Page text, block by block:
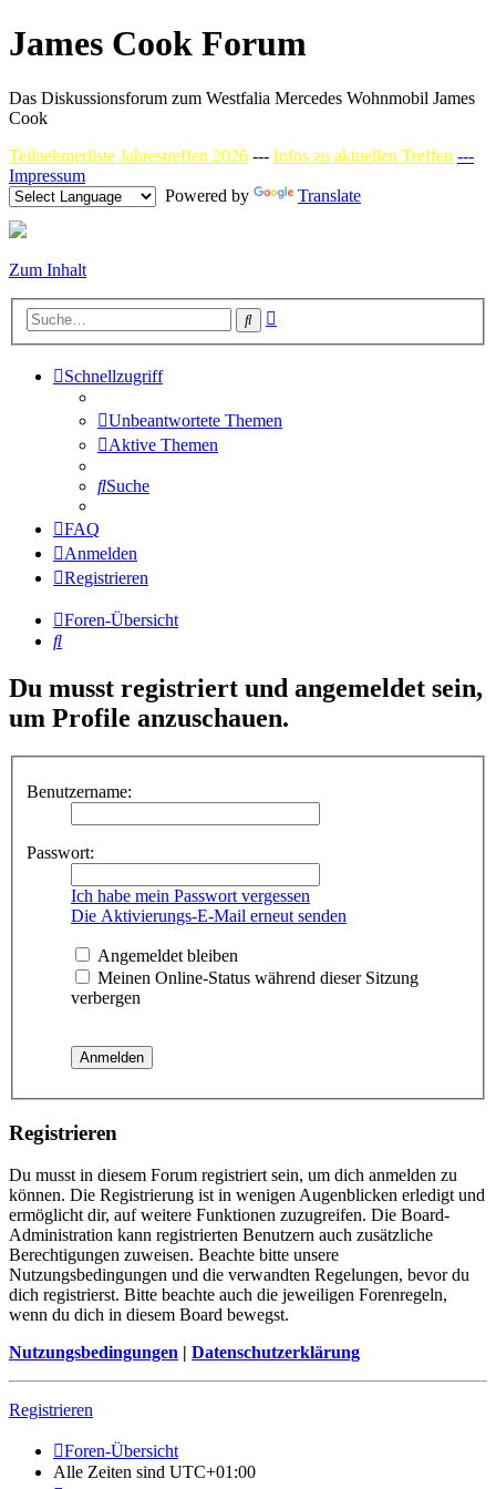
James Cook Forum
Das Diskussionsforum zum Westfalia Mercedes Wohnmobil James
Cook
Teilnehmerliste Jahrestreffen 2026 --- Infos zu aktuellen Treffen ---
Impressum
Powered by
Translate
Zum Inhalt
Suche
Schnellzugriff
Unbeantwortete Themen
Aktive Themen
Suche
FAQ
Anmelden
Registrieren
Foren-Übersicht
Suche
Du musst registriert und angemeldet sein,
um Profile anzuschauen.
Benutzername:
Passwort:
Ich habe mein Passwort vergessen
Die Aktivierungs-E-Mail erneut senden
Angemeldet bleiben
Meinen Online-Status während dieser Sitzung
verbergen
Registrieren
Du musst in diesem Forum registriert sein, um dich anmelden zu
können. Die Registrierung ist in wenigen Augenblicken erledigt und
ermöglicht dir, auf weitere Funktionen zuzugreifen. Die Board-
Administration kann registrierten Benutzern auch zusätzliche
Berechtigungen zuweisen. Beachte bitte unsere
Nutzungsbedingungen und die verwandten Regelungen, bevor du
dich registrierst. Bitte beachte auch die jeweiligen Forenregeln,
wenn du dich in diesem Board bewegst.
Nutzungsbedingungen | Datenschutzerklärung
Registrieren
Foren-Übersicht
Alle Zeiten sind UTC+01:00